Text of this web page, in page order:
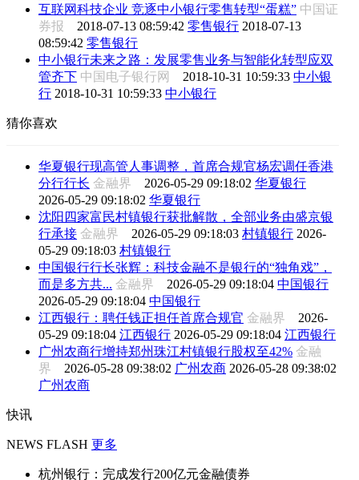
互联网科技企业 竞逐中小银行零售转型“蛋糕” 中国证
券报 2018-07-13 08:59:42 零售银行 2018-07-13
08:59:42 零售银行
中小银行未来之路：发展零售业务与智能化转型应双
管齐下 中国电子银行网 2018-10-31 10:59:33 中小银
行 2018-10-31 10:59:33 中小银行
猜你喜欢
华夏银行现高管人事调整，首席合规官杨宏调任香港
分行行长 金融界 2026-05-29 09:18:02 华夏银行
2026-05-29 09:18:02 华夏银行
沈阳四家富民村镇银行获批解散，全部业务由盛京银
行承接 金融界 2026-05-29 09:18:03 村镇银行 2026-
05-29 09:18:03 村镇银行
中国银行行长张辉：科技金融不是银行的“独角戏”，
而是多方共... 金融界 2026-05-29 09:18:04 中国银行
2026-05-29 09:18:04 中国银行
江西银行：聘任钱正担任首席合规官 金融界 2026-
05-29 09:18:04 江西银行 2026-05-29 09:18:04 江西银行
广州农商行增持郑州珠江村镇银行股权至42% 金融
界 2026-05-28 09:38:02 广州农商 2026-05-28 09:38:02
广州农商
快讯
NEWS FLASH 更多
杭州银行：完成发行200亿元金融债券